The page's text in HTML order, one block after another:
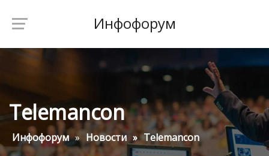
Инфофорум
Telemancon
Инфофорум Новости Telemancon